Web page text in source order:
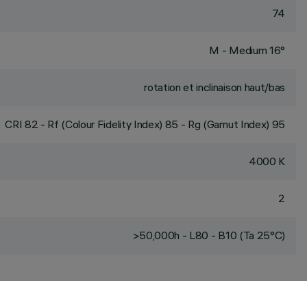
74
M - Medium 16°
rotation et inclinaison haut/bas
CRI 82 - Rf (Colour Fidelity Index) 85 - Rg (Gamut Index) 95
4000 K
2
>50,000h - L80 - B10 (Ta 25°C)